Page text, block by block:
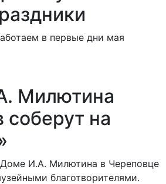
в первые дни мая
Милютина
соберут на
И.А. Милютина в Череповце
благотворителями.